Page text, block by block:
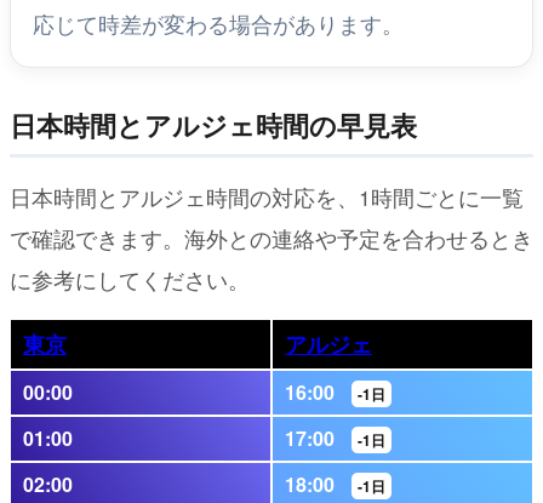
応じて時差が変わる場合があります。
日本時間とアルジェ時間の早見表
日本時間とアルジェ時間の対応を、1時間ごとに一覧
で確認できます。海外との連絡や予定を合わせるとき
に参考にしてください。
東京 アルジェ
00:00 16:00 -1日
01:00 17:00 -1日
02:00 18:00 -1日